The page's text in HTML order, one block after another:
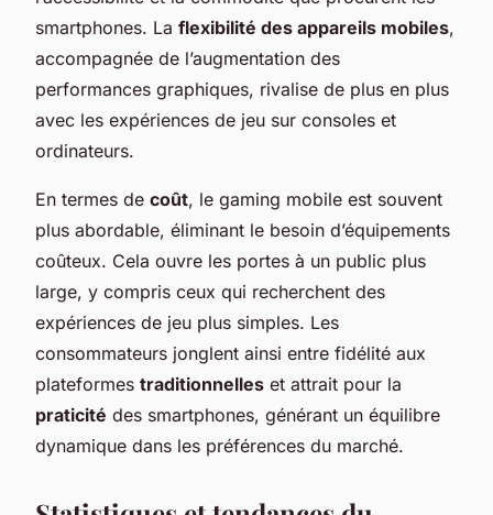
smartphones. La flexibilité des appareils mobiles,
accompagnée de l’augmentation des
performances graphiques, rivalise de plus en plus
avec les expériences de jeu sur consoles et
ordinateurs.
En termes de coût, le gaming mobile est souvent
plus abordable, éliminant le besoin d’équipements
coûteux. Cela ouvre les portes à un public plus
large, y compris ceux qui recherchent des
expériences de jeu plus simples. Les
consommateurs jonglent ainsi entre fidélité aux
plateformes traditionnelles et attrait pour la
praticité des smartphones, générant un équilibre
dynamique dans les préférences du marché.